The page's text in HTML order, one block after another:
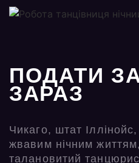
ПОДАТИ
ЗАРАЗ
Чикаго, штат
жвавим нічним
талановитий